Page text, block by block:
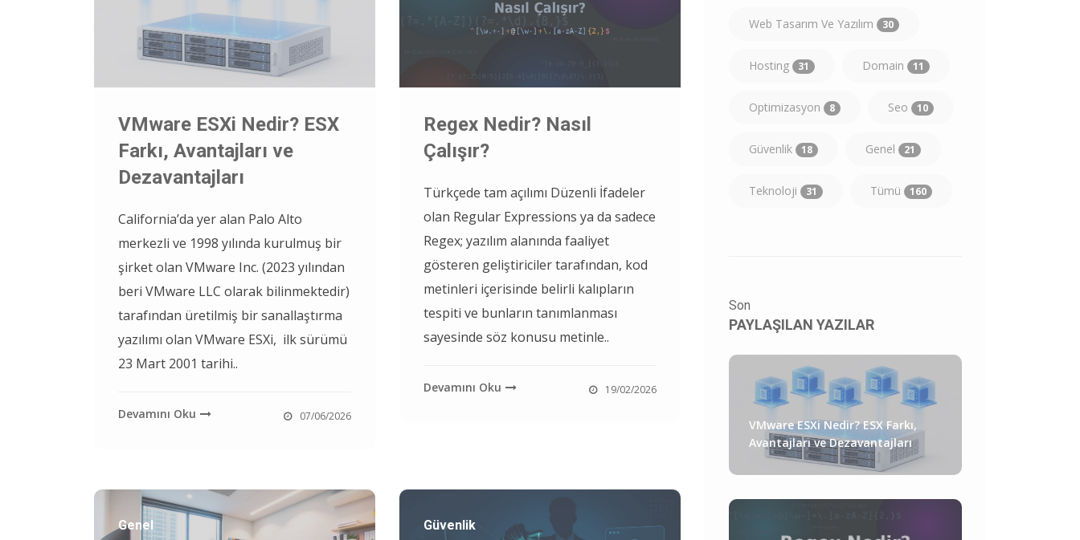
VMware ESXi Nedir? ESX
Farkı, Avantajları ve
Dezavantajları
California’da yer alan Palo Alto
merkezli ve 1998 yılında kurulmuş bir
şirket olan VMware Inc. (2023 yılından
beri VMware LLC olarak bilinmektedir)
tarafından üretilmiş bir sanallaştırma
yazılımı olan VMware ESXi, ilk sürümü
23 Mart 2001 tarihi..
Devamını Oku 07/06/2026
Regex Nedir? Nasıl
Çalışır?
Türkçede tam açılımı Düzenli İfadeler
olan Regular Expressions ya da sadece
Regex; yazılım alanında faaliyet
gösteren geliştiriciler tarafından, kod
metinleri içerisinde belirli kalıpların
tespiti ve bunların tanımlanması
sayesinde söz konusu metinle..
Devamını Oku 19/02/2026
Genel Güvenlik
Web Tasarım Ve Yazılım 30
Hosting 31 Domain 11
Optimizasyon 8 Seo 10
Güvenlik 18 Genel 21
Teknoloji 31 Tümü 160
Son
PAYLAŞILAN YAZILAR
VMware ESXi Nedir? ESX Farkı,
Avantajları ve Dezavantajları